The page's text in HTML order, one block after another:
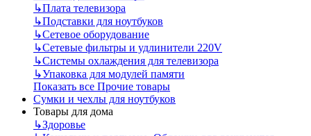
↳Плата телевизора
↳Подставки для ноутбуков
↳Сетевое оборудование
↳Сетевые фильтры и удлинители 220V
↳Системы охлаждения для телевизора
↳Упаковка для модулей памяти
Показать все Прочие товары
Сумки и чехлы для ноутбуков
Товары для дома
↳Здоровье